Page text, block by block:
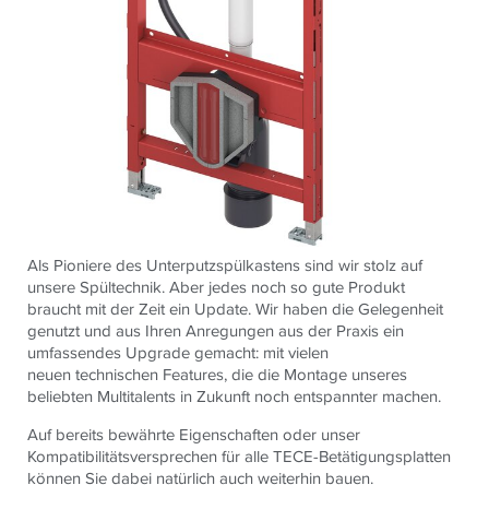
Als Pioniere des Unterputzspülkastens sind wir stolz auf
unsere Spültechnik. Aber jedes noch so gute Produkt
braucht mit der Zeit ein Update. Wir haben die Gelegenheit
genutzt und aus Ihren Anregungen aus der Praxis ein
umfassendes Upgrade gemacht: mit vielen
neuen technischen Features, die die Montage unseres
beliebten Multitalents in Zukunft noch entspannter machen.
Auf bereits bewährte Eigenschaften oder unser
Kompatibilitätsversprechen für alle TECE-Betätigungsplatten
können Sie dabei natürlich auch weiterhin bauen.